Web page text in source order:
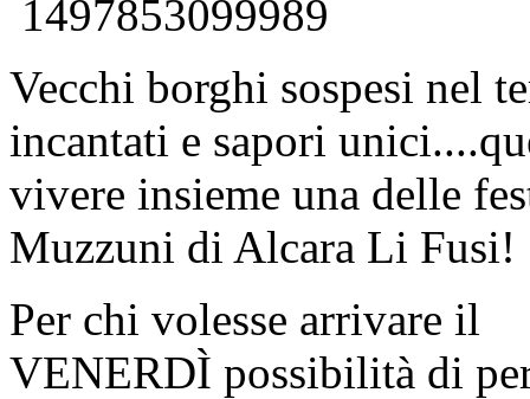
Vecchi borghi sospesi nel
incantati e sapori
vivere insieme una delle
Muzzuni di Alcara Li Fusi!
Per chi volesse arrivare il
VENERDÌ possibilità di